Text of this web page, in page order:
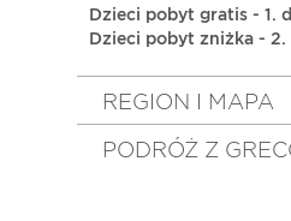
Dzieci pobyt gratis - 1.
Dzieci pobyt zniżka - 2.
REGION I MAPA
PODRÓŻ Z